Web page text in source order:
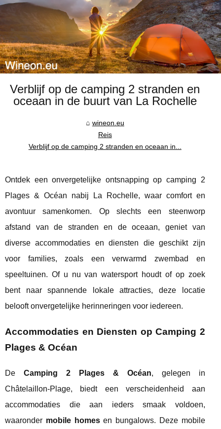
Verblijf op de camping 2 stranden en
oceaan in de buurt van La Rochelle
wineon.eu
Reis
Verblijf op de camping 2 stranden en oceaan in...
Ontdek een onvergetelijke ontsnapping op camping 2
Plages & Océan nabij La Rochelle, waar comfort en
avontuur samenkomen. Op slechts een steenworp
afstand van de stranden en de oceaan, geniet van
diverse accommodaties en diensten die geschikt zijn
voor families, zoals een verwarmd zwembad en
speeltuinen. Of u nu van watersport houdt of op zoek
bent naar spannende lokale attracties, deze locatie
belooft onvergetelijke herinneringen voor iedereen.
Accommodaties en Diensten op Camping 2
Plages & Océan
De Camping 2 Plages & Océan, gelegen in
Châtelaillon-Plage, biedt een verscheidenheid aan
accommodaties die aan ieders smaak voldoen,
waaronder mobile homesen bungalows. Deze mobile